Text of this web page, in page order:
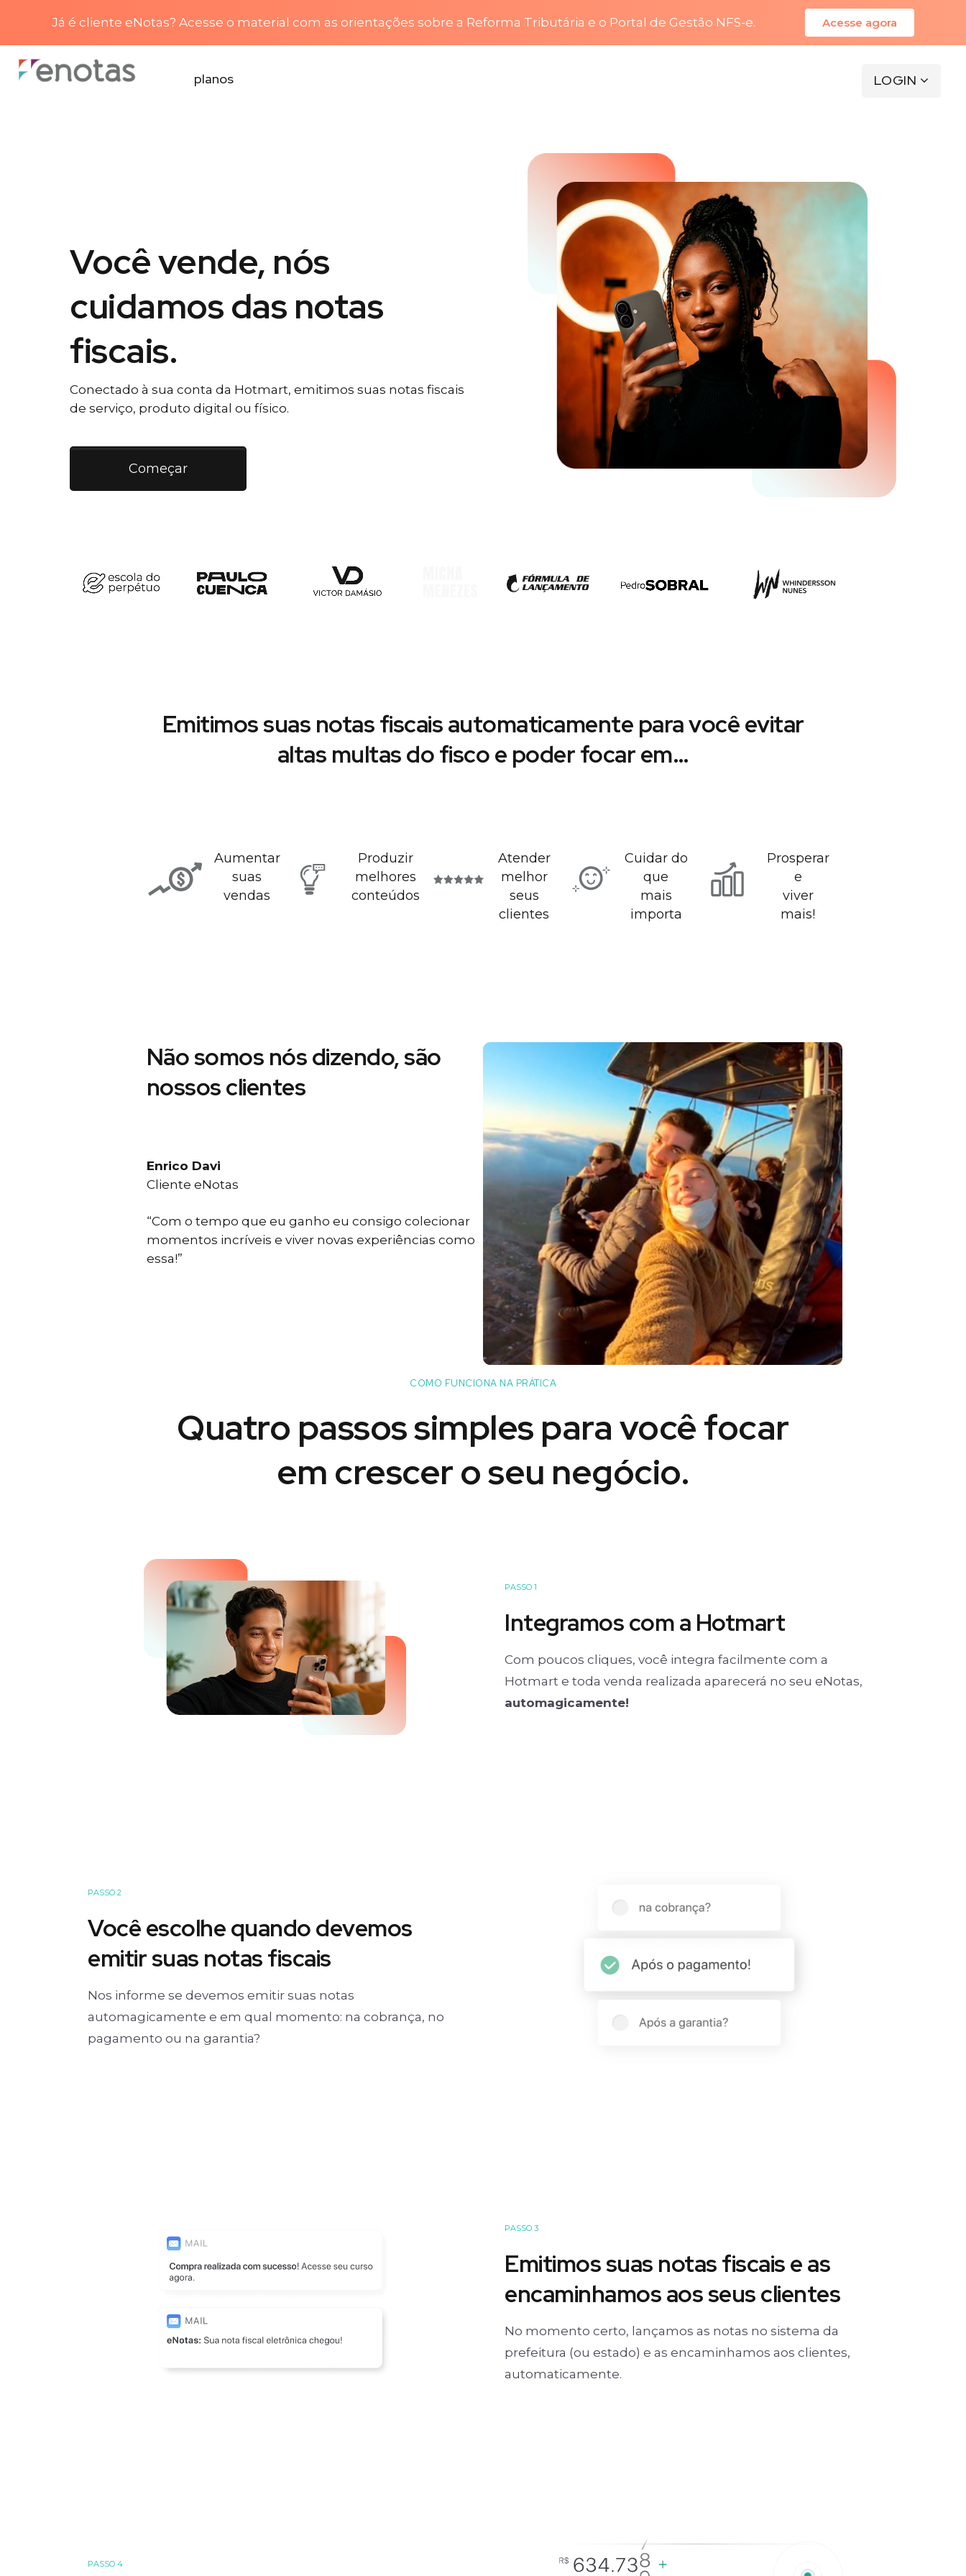
Já é cliente eNotas? Acesse o material com as orientações sobre a Reforma Tributária e o Portal de Gestão NFS-e. Acesse agora
planos LOGIN
Você vende, nós
cuidamos das notas
fiscais.
Conectado à sua conta da Hotmart, emitimos suas notas fiscais
de serviço, produto digital ou físico.
Começar
Emitimos suas notas fiscais automaticamente para você evitar
altas multas do fisco e poder focar em…
Aumentar
suas
vendas
Produzir
melhores
conteúdos
Atender
melhor
seus
clientes
Cuidar do
que
mais
importa
Prosperar
e
viver
mais!
Não somos nós dizendo, são
nossos clientes
Enrico Davi
Cliente eNotas
“Com o tempo que eu ganho eu consigo colecionar
momentos incríveis e viver novas experiências como
essa!”
COMO FUNCIONA NA PRÁTICA
Quatro passos simples para vocêfocar
em crescer o seu negócio.
PASSO 1
Integramos com a Hotmart
Com poucos cliques, você integra facilmente com a
Hotmart e toda venda realizada aparecerá no seu eNotas,
automagicamente!
PASSO 2
Você escolhe quando devemos
emitir suas notas fiscais
Nos informe se devemos emitir suas notas
automagicamente e em qual momento: na cobrança, no
pagamento ou na garantia?
PASSO 3
Emitimos suas notas fiscais e as
encaminhamos aos seus clientes
No momento certo, lançamos as notas no sistema da
prefeitura (ou estado) e as encaminhamos aos clientes,
automaticamente.
PASSO 4